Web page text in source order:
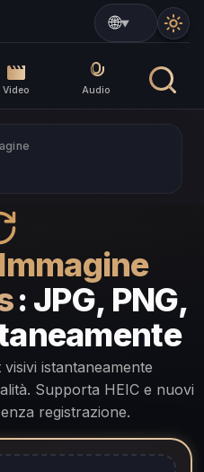
Video Audio
▼
: JPG, PNG,
istantaneamente
Supporta HEIC e nuovi
registrazione.